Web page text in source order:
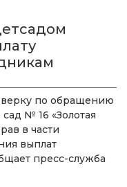
по обращению
№ 16 «Золотая
в части
выплат
пресс-служба